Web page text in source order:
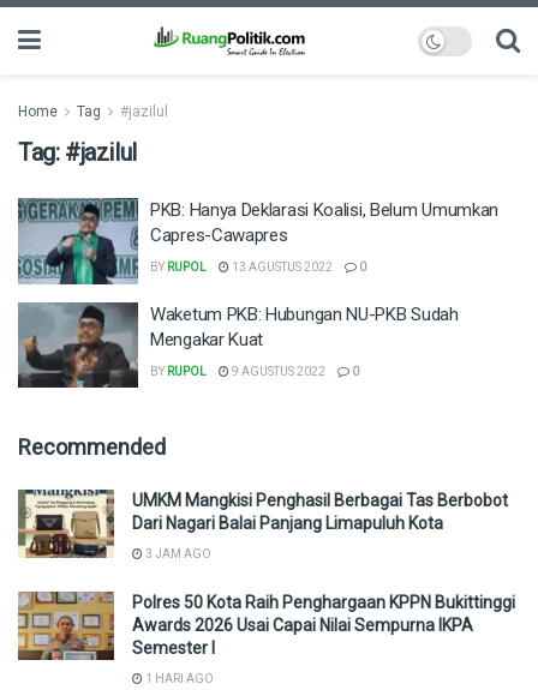
Home Tag #jazilul
Tag: #jazilul
PKB: Hanya Deklarasi Koalisi, Belum Umumkan
Capres-Cawapres
BY RUPOL 13 AGUSTUS 2022 0
Waketum PKB: Hubungan NU-PKB Sudah
Mengakar Kuat
BY RUPOL 9 AGUSTUS 2022 0
Recommended
UMKM Mangkisi Penghasil Berbagai Tas Berbobot
Dari Nagari Balai Panjang Limapuluh Kota
3 JAM AGO
Polres 50 Kota Raih Penghargaan KPPN Bukittinggi
Awards 2026 Usai Capai Nilai Sempurna IKPA
Semester I
1 HARI AGO